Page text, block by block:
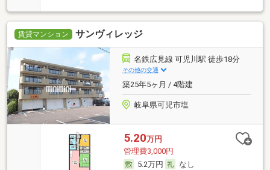
賃貸マンション サンヴィレッジ
名鉄広見線 可児川駅 徒歩18分
その他の交通
築25年5ヶ月 / 4階建
岐阜県可児市塩
5.20万円
管理費3,000円
5.2万円
なし